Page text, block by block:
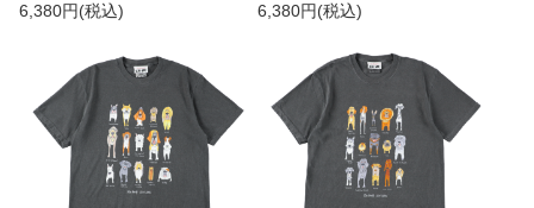
6,380円(税込)
6,380円(税込)